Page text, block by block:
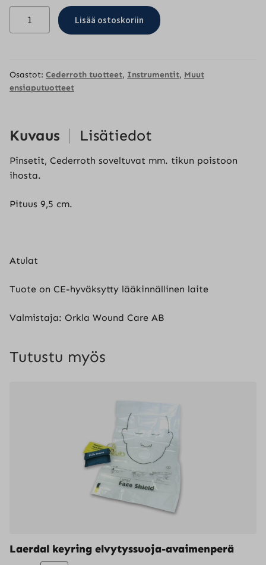
Lisää ostoskoriin
Osastot: Cederroth tuotteet, Instrumentit, Muut
ensiaputuotteet
Kuvaus Lisätiedot
Pinsetit, Cederroth soveltuvat mm. tikun poistoon
ihosta.
Pituus 9,5 cm.
Atulat
Tuote on CE-hyväksytty lääkinnällinen laite
Valmistaja: Orkla Wound Care AB
Tutustu myös
Laerdal keyring elvytyssuoja-avaimenperä